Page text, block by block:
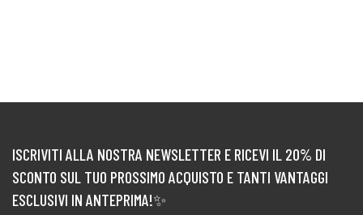
ISCRIVITI ALLA NOSTRA NEWSLETTER E RICEVI IL 20% DI
SCONTO SUL TUO PROSSIMO ACQUISTO E TANTI VANTAGGI
ESCLUSIVI IN ANTEPRIMA!✨